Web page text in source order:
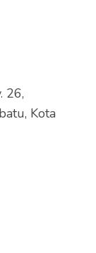
26,
Kota